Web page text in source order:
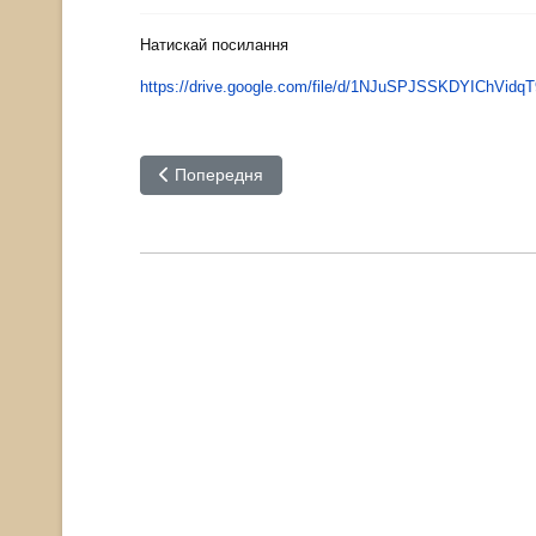
Натискай посилання
https://drive.google.com/file/d/
Попередня стаття: Ігрова небезпека
Попередня